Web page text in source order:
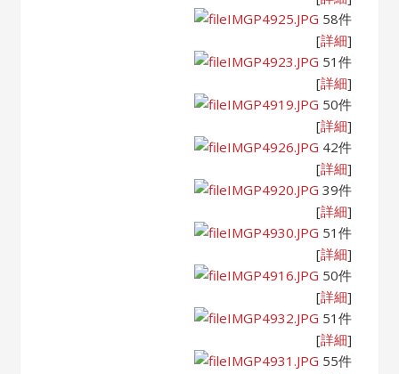
IMGP4925.JPG 58件
[詳細]
IMGP4923.JPG 51件
[詳細]
IMGP4919.JPG 50件
[詳細]
IMGP4926.JPG 42件
[詳細]
IMGP4920.JPG 39件
[詳細]
IMGP4930.JPG 51件
[詳細]
IMGP4916.JPG 50件
[詳細]
IMGP4932.JPG 51件
[詳細]
IMGP4931.JPG 55件